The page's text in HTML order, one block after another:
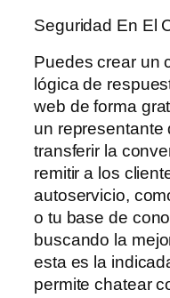
Seguridad En El
Puedes crear un
lógica de
web de forma
un representante
transferir la
remitir a los
autoservicio,
o tu base de
buscando la
esta es la
permite chatear